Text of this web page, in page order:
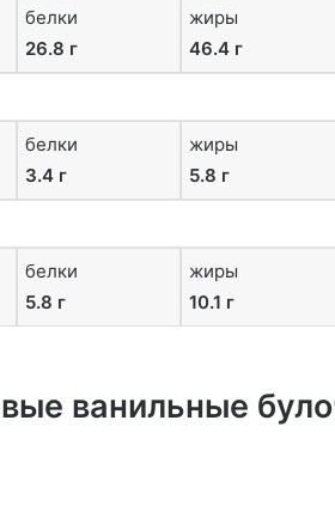
белки
26.8 г
жиры
46.4 г
белки
3.4 г
жиры
5.8 г
белки
5.8 г
жиры
10.1 г
ванильные